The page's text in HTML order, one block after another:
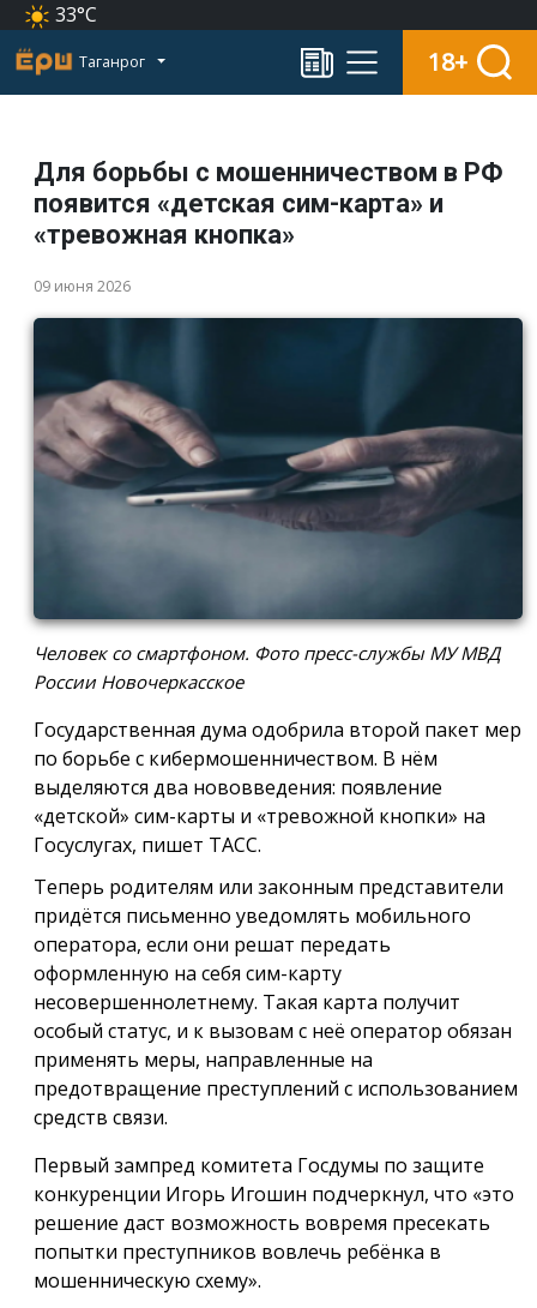
33°C
Таганрог 18+
Для борьбы с мошенничеством в РФ
появится «детская сим-карта» и
«тревожная кнопка»
09 июня 2026
Человек со смартфоном. Фото пресс-службы МУ МВД
России Новочеркасское
Государственная дума одобрила второй пакет мер
по борьбе с кибермошенничеством. В нём
выделяются два нововведения: появление
«детской» сим-карты и «тревожной кнопки» на
Госуслугах, пишет ТАСС.
Теперь родителям или законным представители
придётся письменно уведомлять мобильного
оператора, если они решат передать
оформленную на себя сим-карту
несовершеннолетнему. Такая карта получит
особый статус, и к вызовам с неё оператор обязан
применять меры, направленные на
предотвращение преступлений с использованием
средств связи.
Первый зампред комитета Госдумы по защите
конкуренции Игорь Игошин подчеркнул, что «это
решение даст возможность вовремя пресекать
попытки преступников вовлечь ребёнка в
мошенническую схему».